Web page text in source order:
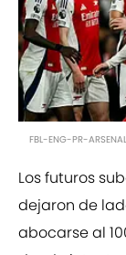
FBL-ENG-PR-
Los futuros
dejaron de
abocarse al